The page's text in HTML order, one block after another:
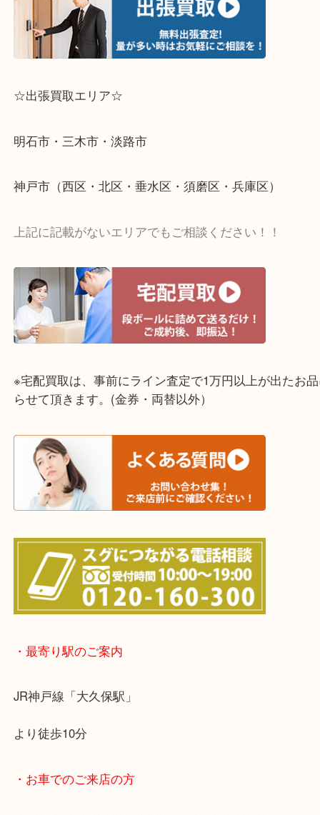
☆出張買取エリア☆
明石市・三木市・淡路市
神戸市（西区・北区・垂水区・須磨区・兵庫区）
上記に記載がないエリアでもご相談ください！！
※宅配買取は、事前にライン査定で1万円以上が出